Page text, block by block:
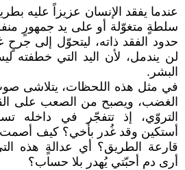
عندما يفقد الإنسان عزيزاً عليه
سلطةٍ متغوّلة أو على يد جمهورٍ
حدود الفقد ذاته، ليتحوّل إلى
لن يندمل، لأن اليد التي خطفته
البشر.
في مثل هذه اللحظات، يتلاشى
الغضب، ويصبح من الصعب على
التروّي، إذ تتفجّر في داخله
أستكين وقد غُدر بأخي؟ كيف
قارعة الطريق؟ أي عدالةٍ هذه
أرى دم أحبّتي يُهدر بلا حساب؟